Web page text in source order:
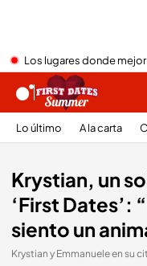
Los lugares donde
Lo último A la carta
Krystian, un
‘First Dates’:
siento un
Krystian y Emmanuele en su